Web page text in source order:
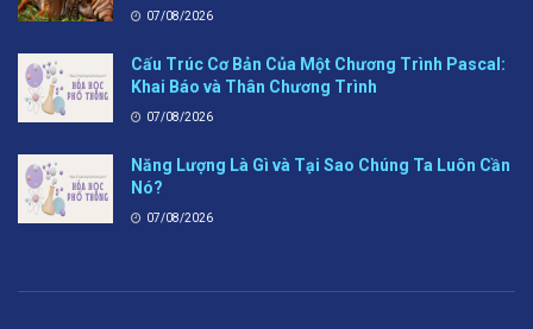
07/08/2026
Cấu Trúc Cơ Bản Của Một Chương Trình Pascal:
Khai Báo và Thân Chương Trình
07/08/2026
Năng Lượng Là Gì và Tại Sao Chúng Ta Luôn Cần
Nó?
07/08/2026